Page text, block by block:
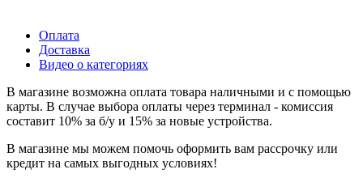
Оплата
Доставка
Видео о категориях
В магазине возможна оплата товара наличными и с помощью
карты. В случае выбора оплаты через терминал - комиссия
составит 10% за б/у и 15% за новые устройства.
В магазине мы можем помочь оформить вам рассрочку или
кредит на самых выгодных условиях!